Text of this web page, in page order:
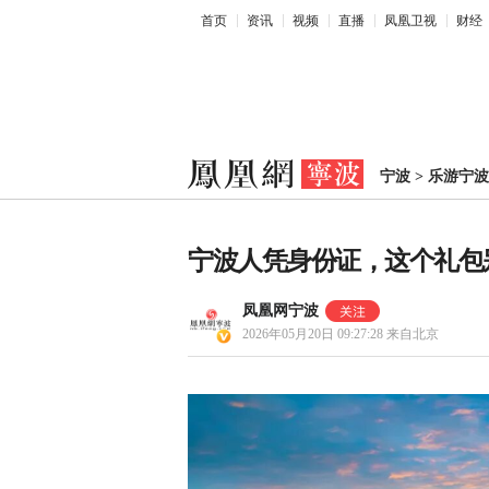
首页 资讯 视频 直播 凤凰卫视 财经
宁波 > 乐游宁波
宁波人凭身份证，这个礼
凤凰网宁波
2026年05月20日 09:27:28 来自北京